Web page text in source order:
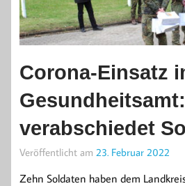
Corona-Einsatz
verabschiedet
Veröffentlicht am 23. Februar 2022
Zehn Soldaten haben dem